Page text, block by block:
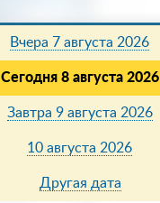
Вчера 7 августа 2026
Сегодня 8 августа 2026
Завтра 9 августа 2026
10 августа 2026
Другая дата